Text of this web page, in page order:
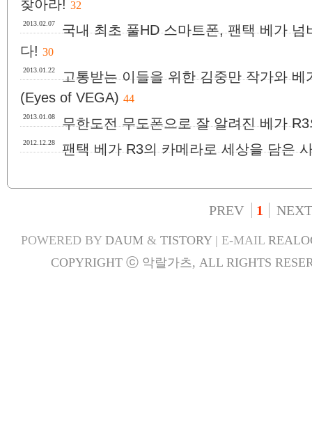
찾아라! 32
2013.02.07
국내 최초 풀HD 스마트폰, 팬택 베가
다! 30
2013.01.22
고통받는 이들을 위한 김중만 작가와
(Eyes of VEGA) 44
2013.01.08 무한도전 무도폰으로 잘 알려진 베가
2012.12.28 팬택 베가 R3의 카메라로 세상을 담은
PREV 1 NEXT
POWERED BY DAUM& TISTORY| E-MAIL
COPYRIGHT ⓒ 악랄가츠, ALL RIGHTS